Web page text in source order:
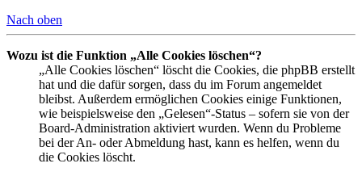
Nach oben
Wozu ist die Funktion „Alle Cookies löschen“?
„Alle Cookies löschen“ löscht die Cookies, die phpBB erstellt
hat und die dafür sorgen, dass du im Forum angemeldet
bleibst. Außerdem ermöglichen Cookies einige Funktionen,
wie beispielsweise den „Gelesen“-Status – sofern sie von der
Board-Administration aktiviert wurden. Wenn du Probleme
bei der An- oder Abmeldung hast, kann es helfen, wenn du
die Cookies löscht.